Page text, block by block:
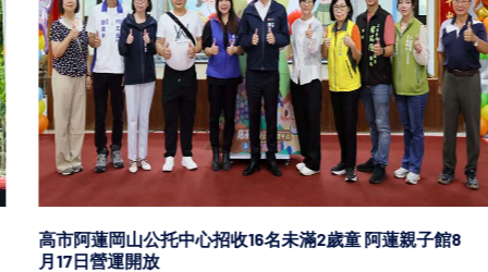
高市阿蓮岡山公托中心招收16名未滿2歲童 阿蓮親子館8
月17日營運開放